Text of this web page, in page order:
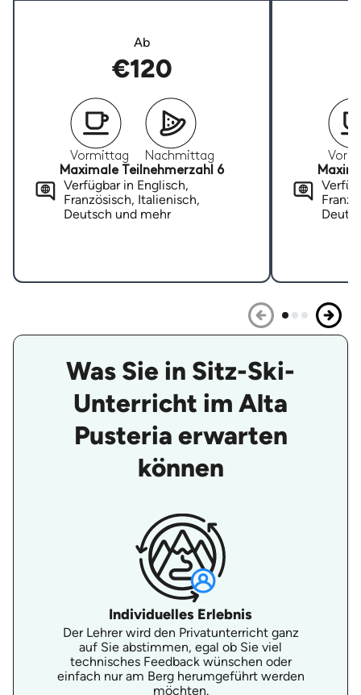
Ab
€120
Vormittag
Nachmittag
Maximale Teilnehmerzahl 6
Verfügbar in Englisch,
Französisch, Italienisch,
Deutsch und mehr
Was Sie in Sitz-Ski-
Unterricht im Alta
Pusteria erwarten
können
Individuelles Erlebnis
Der Lehrer wird den Privatunterricht ganz
auf Sie abstimmen, egal ob Sie viel
technisches Feedback wünschen oder
einfach nur am Berg herumgeführt werden
möchten.